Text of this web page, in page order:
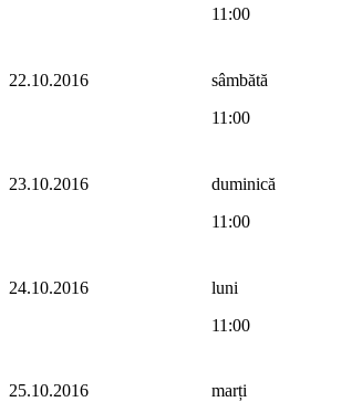
11:00
22.10.2016
sâmbătă
11:00
23.10.2016
duminică
11:00
24.10.2016
luni
11:00
25.10.2016
marți